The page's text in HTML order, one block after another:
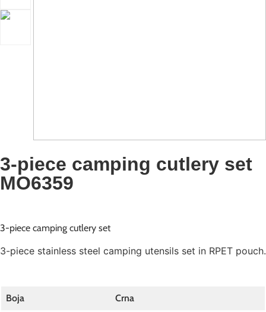
3-piece camping cutlery set
MO6359
3-piece camping cutlery set
3-piece stainless steel camping utensils set in RPET pouch.
Boja Crna